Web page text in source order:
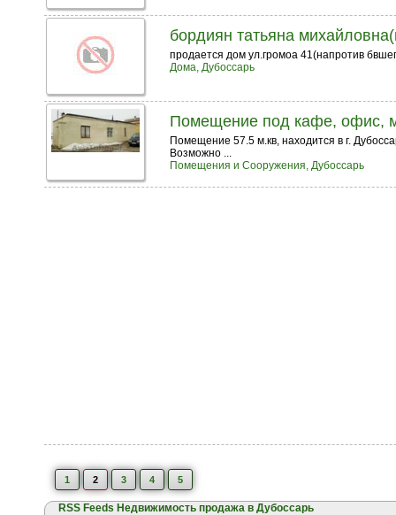
бордиян татьяна
продается дом ул.громоа 41(напротив
Дома, Дубоссарь
Помещение под кафе, офис,
Помещение 57.5 м.кв, находится в г.
Возможно ...
Помещения и Сооружения, Дубоссарь
1 2 3 4 5
RSS Feeds Недвижимость продажа в Дубоссарь